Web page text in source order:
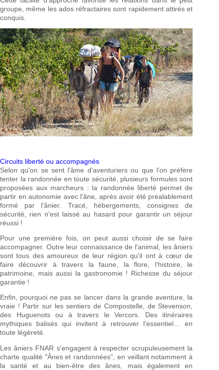
groupe, même les ados réfractaires sont rapidement attirés et
conquis.
Circuits liberté ou accompagnés
Selon qu'on se sent l'âme d'aventuriers ou que l'on préfère
tenter la randonnée en toute sécurité, plusieurs formules sont
proposées aux marcheurs : la randonnée liberté permet de
partir en autonomie avec l'âne, après avoir été préalablement
formé par l'ânier. Tracé, hébergements, consignes de
sécurité, rien n'est laissé au hasard pour garantir un séjour
réussi !
Pour une première fois, on peut aussi choisir de se faire
accompagner. Outre leur connaissance de l'animal, les âniers
sont tous des amoureux de leur région qu'il ont à cœur de
faire découvrir à travers la faune, la flore, l'histoire, le
patrimoine, mais aussi la gastronomie ! Richesse du séjour
garantie !
Enfin, pourquoi ne pas se lancer dans la grande aventure, la
vraie ! Partir sur les sentiers de Compostelle, de Stevenson,
des Huguenots ou à travers le Vercors. Des itinéraires
mythiques balisés qui invitent à retrouver l'essentiel… en
toute légèreté.
Les âniers FNAR s'engagent à respecter scrupuleusement la
charte qualité "Ânes et randonnées", en veillant notamment à
la santé et au bien-être des ânes, mais également en